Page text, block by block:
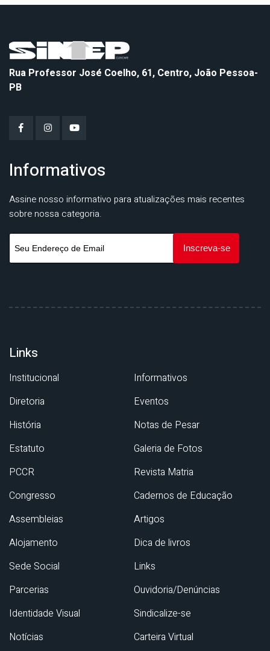
Rua Professor José Coelho, 61, Centro, João Pessoa-
PB
Informativos
Assine nosso informativo para atualizações mais recentes
sobre nossa categoria.
Links
Institucional
Diretoria
História
Estatuto
PCCR
Congresso
Assembleias
Alojamento
Sede Social
Parcerias
Identidade Visual
Notícias
Informativos
Eventos
Notas de Pesar
Galeria de Fotos
Revista Matria
Cadernos de Educação
Artigos
Dica de livros
Links
Ouvidoria/Denúncias
Sindicalize-se
Carteira Virtual